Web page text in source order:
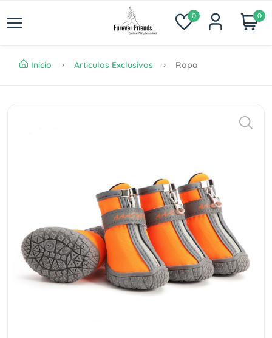
0 0
Inicio Articulos Exclusivos Ropa